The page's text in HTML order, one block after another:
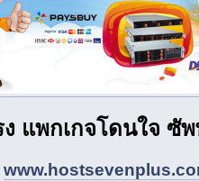
ง แพกเกจโดนใจ ซั